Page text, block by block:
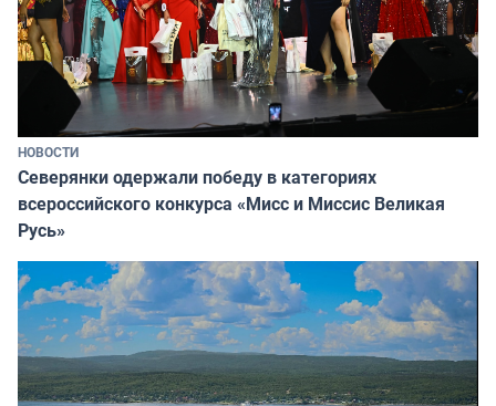
НОВОСТИ
Северянки одержали победу в категориях
всероссийского конкурса «Мисс и Миссис Великая
Русь»